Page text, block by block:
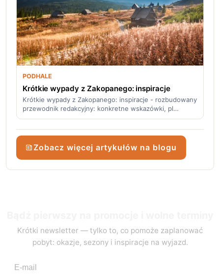
PODHALE
Krótkie wypady z Zakopanego: inspiracje
Krótkie wypady z Zakopanego: inspiracje - rozbudowany
przewodnik redakcyjny: konkretne wskazówki, pl…
Zobacz więcej artykułów na blogu
Krótki newsletter — tylko to, co pomoże zaplanować
pobyt: okazje, sezony i inspiracje na wyjazd.